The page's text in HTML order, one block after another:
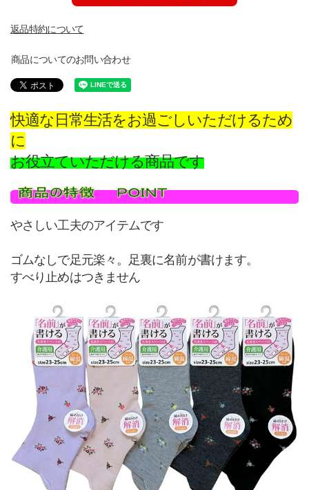
返品特約について
商品についてのお問い合わせ
快適な日常生活をお過ごしいただけるため
に
お役立ていただける商品です
やさしい工夫のアイテムです
ゴムなしで足元楽々。足裏に名前が書けます。
すべり止めはつきません